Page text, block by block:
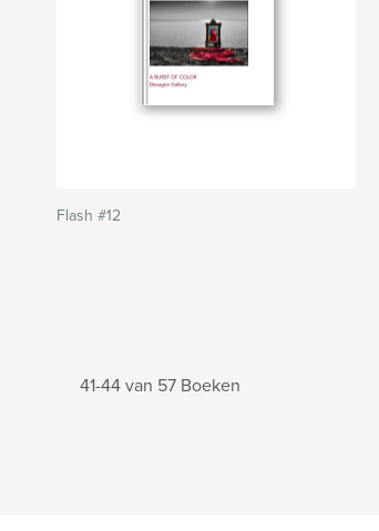
Flash #12
41-44 van 57 Boeken